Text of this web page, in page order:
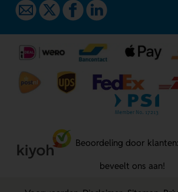
Beoordeling door
beveelt ons aan!